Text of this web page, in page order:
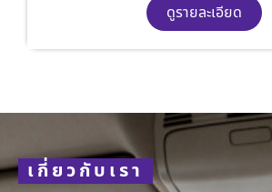
ดูรายละเอียด
เกี่ยวกับเรา